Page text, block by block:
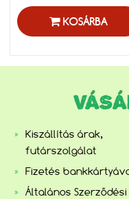
KOSÁRBA
Kiszállítás árak,
futárszolgálat
Fizetés
Általános Szerződési